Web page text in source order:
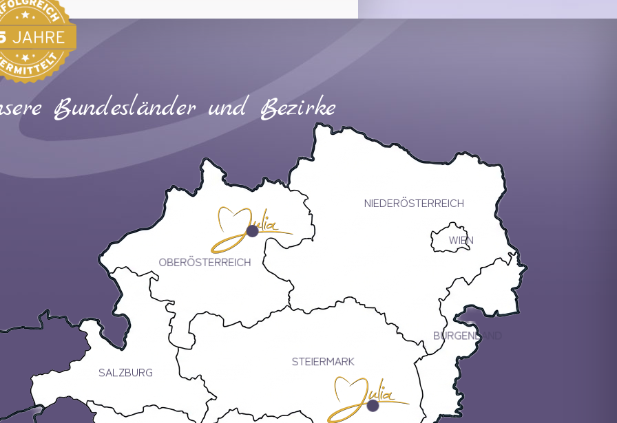
Bundesländer und Bezirke
OBERÖSTERREICH
STEIERMARK
NIEDERÖSTERREICH
SALZBURG
WIEN
BURGENLAND